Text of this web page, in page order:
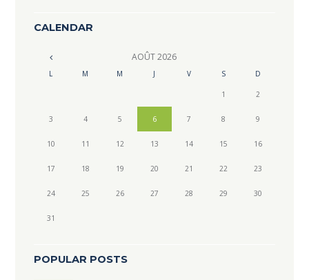
CALENDAR
AOÛT2026
L M M J V S D
1 2
3 4 5 6 7 8 9
10 11 12 13 14 15 16
17 18 19 20 21 22 23
24 25 26 27 28 29 30
31
POPULAR POSTS